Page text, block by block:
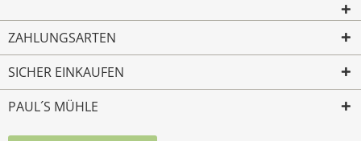
ZAHLUNGSARTEN
SICHER EINKAUFEN
PAUL´S MÜHLE